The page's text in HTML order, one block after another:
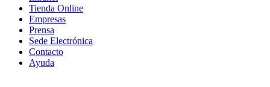
Tienda Online
Empresas
Prensa
Sede Electrónica
Contacto
Ayuda